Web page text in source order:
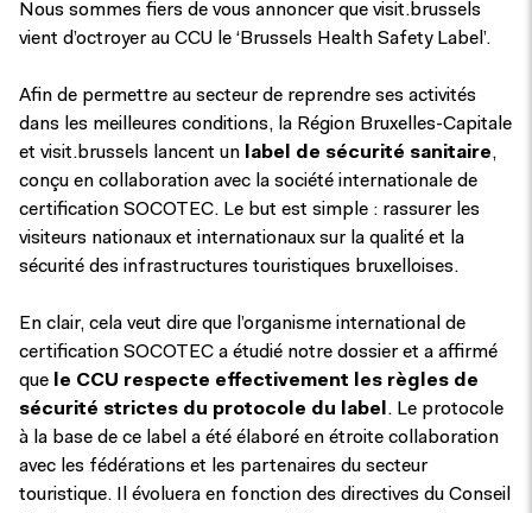
Nous sommes fiers de vous annoncer que visit.brussels
vient d’octroyer au CCU le ‘Brussels Health Safety Label’.
Afin de permettre au secteur de reprendre ses activités
dans les meilleures conditions, la Région Bruxelles-Capitale
et visit.brussels lancent un label de sécurité sanitaire,
conçu en collaboration avec la société internationale de
certification SOCOTEC. Le but est simple : rassurer les
visiteurs nationaux et internationaux sur la qualité et la
sécurité des infrastructures touristiques bruxelloises.
En clair, cela veut dire que l’organisme international de
certification SOCOTEC a étudié notre dossier et a affirmé
que
le CCU respecte effectivement les règles de
sécurité strictes du protocole du label . Le protocole
à la base de ce label a été élaboré en étroite collaboration
avec les fédérations et les partenaires du secteur
touristique. Il évoluera en fonction des directives du Conseil